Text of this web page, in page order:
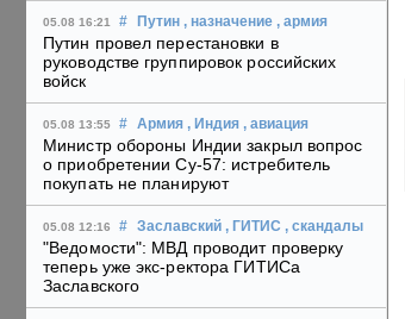
05.08 16:21 # Путин , назначение , армия
Путин провел перестановки в
руководстве группировок российских
войск
05.08 13:55 # Армия , Индия , авиация
Министр обороны Индии закрыл вопрос
о приобретении Су-57: истребитель
покупать не планируют
05.08 12:16 # Заславский , ГИТИС , скандалы
"Ведомости": МВД проводит проверку
теперь уже экс-ректора ГИТИСа
Заславского